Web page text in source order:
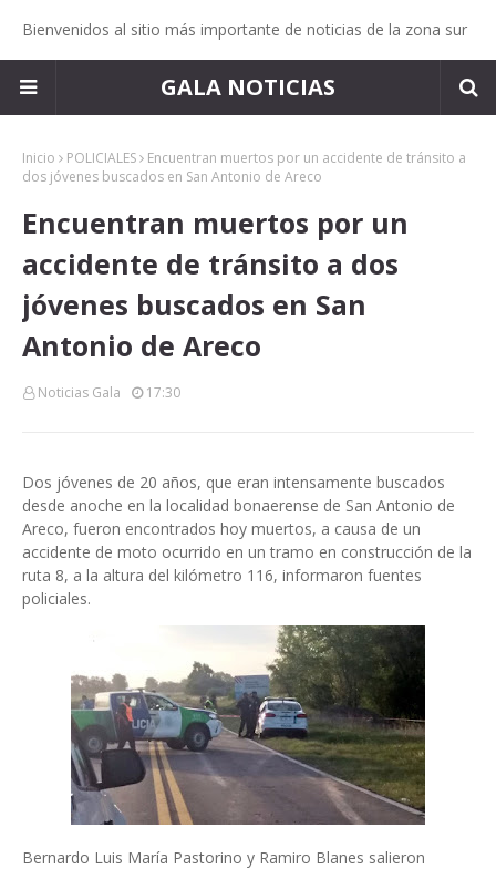
Bienvenidos al sitio más importante de noticias de la zona sur
GALA NOTICIAS
Inicio POLICIALES
Encuentran muertos por un accidente de tránsito a
dos jóvenes buscados en San Antonio de Areco
Encuentran muertos por un
accidente de tránsito a dos
jóvenes buscados en San
Antonio de Areco
Noticias Gala 17:30
Dos jóvenes de 20 años, que eran intensamente buscados
desde anoche en la localidad bonaerense de San Antonio de
Areco, fueron encontrados hoy muertos, a causa de un
accidente de moto ocurrido en un tramo en construcción de la
ruta 8, a la altura del kilómetro 116, informaron fuentes
policiales.
Bernardo Luis María Pastorino y Ramiro Blanes salieron